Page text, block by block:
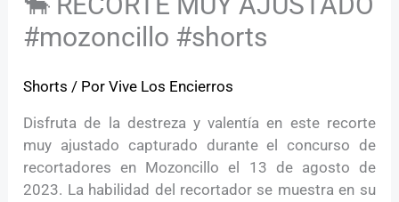
#mozoncillo #shorts
Shorts / PorVive Los Encierros
Disfruta de la destreza y valentía en este recorte
muy ajustado capturado durante el concurso de
recortadores en Mozoncillo el 13 de agosto de
2023. La habilidad del recortador se muestra en su